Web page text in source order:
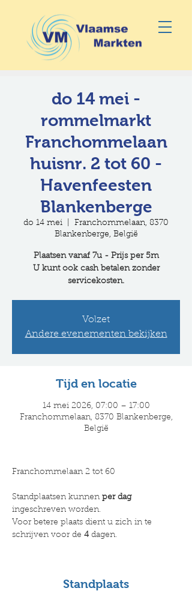
do 14 mei -
rommelmarkt
Franchommelaan
huisnr. 2 tot 60 -
Havenfeesten
Blankenberge
do 14 mei
Franchommelaan, 8370
Blankenberge, België
Plaatsen vanaf 7u - Prijs per 5m
U kunt ook cash betalen zonder
servicekosten.
Volzet
Andere evenementen bekijken
Tijd en locatie
14 mei 2026, 07:00 – 17:00
Franchommelaan, 8370 Blankenberge,
België
Franchommelaan 2 tot 60
Standplaatsen kunnen per dag
ingeschreven worden.
Voor betere plaats dient u zich in te
schrijven voor de 4 dagen.​
Standplaats